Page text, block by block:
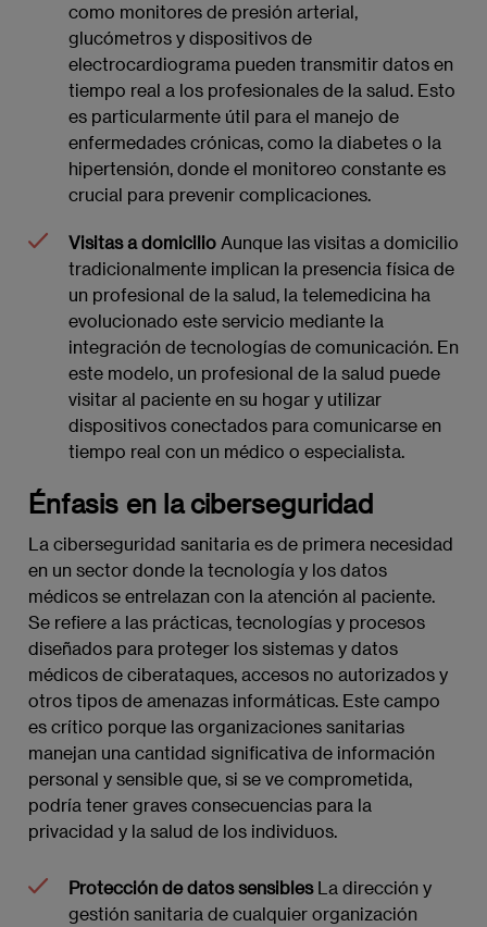
como monitores de presión arterial,
glucómetros y dispositivos de
electrocardiograma pueden transmitir datos en
tiempo real a los profesionales de la salud. Esto
es particularmente útil para el manejo de
enfermedades crónicas, como la diabetes o la
hipertensión, donde el monitoreo constante es
crucial para prevenir complicaciones.
Visitas a domicilio Aunque las visitas a domicilio
tradicionalmente implican la presencia física de
un profesional de la salud, la telemedicina ha
evolucionado este servicio mediante la
integración de tecnologías de comunicación. En
este modelo, un profesional de la salud puede
visitar al paciente en su hogar y utilizar
dispositivos conectados para comunicarse en
tiempo real con un médico o especialista.
Énfasis en la ciberseguridad
La ciberseguridad sanitaria es de primera necesidad
en un sector donde la tecnología y los datos
médicos se entrelazan con la atención al paciente.
Se refiere a las prácticas, tecnologías y procesos
diseñados para proteger los sistemas y datos
médicos de ciberataques, accesos no autorizados y
otros tipos de amenazas informáticas. Este campo
es crítico porque las organizaciones sanitarias
manejan una cantidad significativa de información
personal y sensible que, si se ve comprometida,
podría tener graves consecuencias para la
privacidad y la salud de los individuos.
Protección de datos sensibles La dirección y
gestión sanitaria de cualquier organización